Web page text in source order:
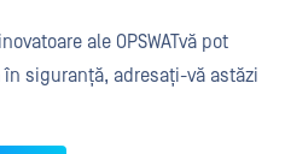
ale OPSWATvă pot
siguranță, adresați-vă astăzi